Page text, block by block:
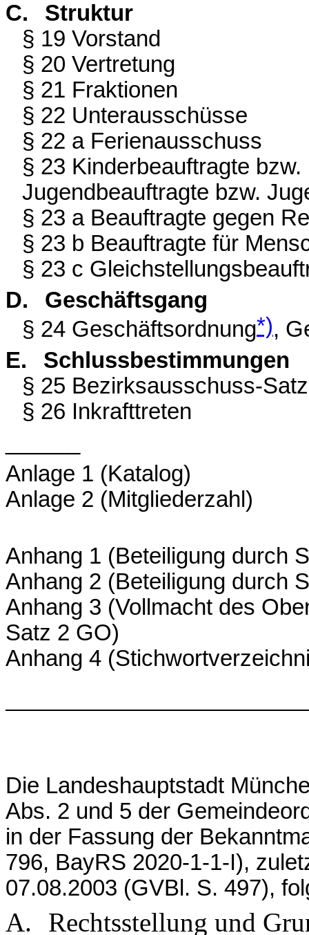
C.
Struktur
§ 19 Vorstand
§ 20 Vertretung
§ 21 Fraktionen
§ 22 Unterausschüsse
§ 22 a Ferienausschuss
§ 23 Kinderbeauftragte
Jugendbeauftragte bzw.
§ 23 a Beauftragte gegen
§ 23 b Beauftragte für
§ 23 c
D.
Geschäftsgang
§ 24 Geschäftsordnung*),
E.
Schlussbestimmungen
§ 25 Bezirksausschuss-
§ 26 Inkrafttreten
Anlage 1 (Katalog)
Anlage 2 (Mitgliederzahl)
Anhang 1 (Beteiligung durch
Anhang 2 (Beteiligung durch
Anhang 3 (Vollmacht des
Satz 2 GO)
Anhang 4
Die Landeshauptstadt
Abs. 2 und 5 der
in der Fassung der
796, BayRS 2020-1-1-I),
07.08.2003 (GVBl. S. 497),
A. Rechtsstellung und